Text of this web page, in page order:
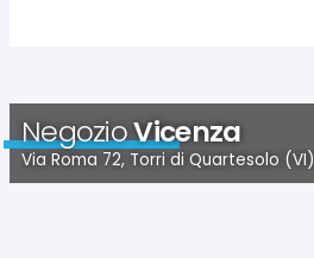
NegozioVicenza
Via Roma 72, Torri di Quartesolo (VI)